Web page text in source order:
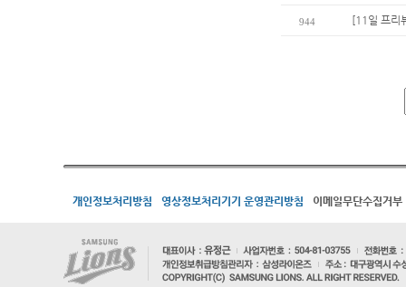
944 [11일 프리
개인정보처리방침 영상정보처리기기 운영관리방침 이메일무단수집거부